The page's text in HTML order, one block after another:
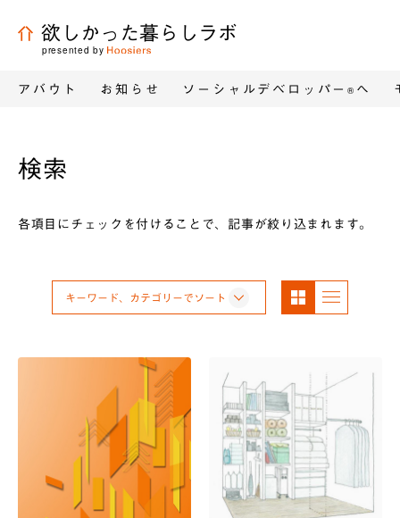
欲しかった暮らしラボ
presented by
アバウト お知らせ ソーシャルデベロッパー® へ
検索
各項目にチェックを付けることで、記事が絞り込まれます。
キーワード、カテゴリーでソート
パネ
ル表
リス
ト表